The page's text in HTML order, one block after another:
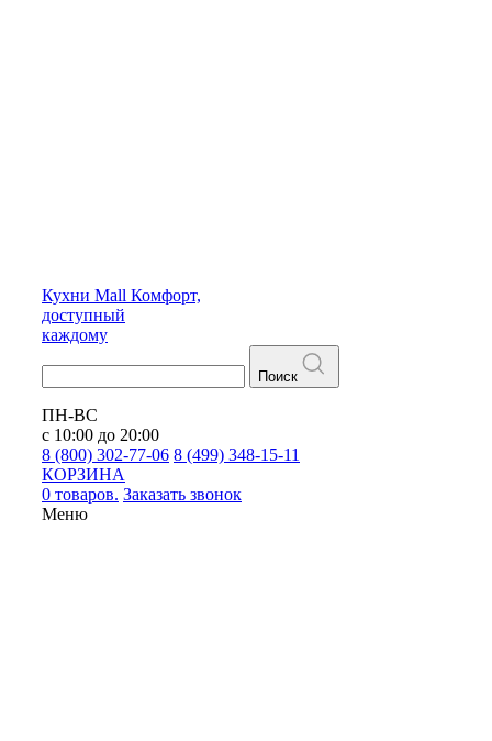
Кухни Mall Комфорт,
доступный
каждому
Поиск
ПН-ВС
с 10:00 до 20:00
8 (800) 302-77-06 8 (499) 348-15-11
КОРЗИНА
0 товаров. Заказать звонок
Меню